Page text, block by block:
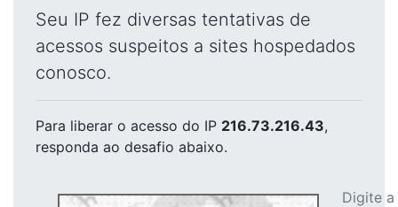
Seu IP fez diversas tentativas de
acessos suspeitos a sites hospedados
conosco.
Para liberar o acesso do IP 216.73.216.43,
responda ao desafio abaixo.
Digite